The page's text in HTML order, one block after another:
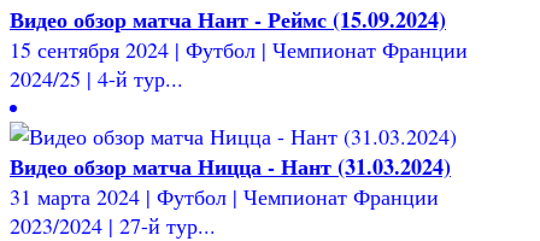
Видео обзор матча Нант - Реймс (15.09.2024)
15 сентября 2024 | Футбол | Чемпионат Франции
2024/25 | 4-й тур...
Видео обзор матча Ницца - Нант (31.03.2024)
31 марта 2024 | Футбол | Чемпионат Франции
2023/2024 | 27-й тур...